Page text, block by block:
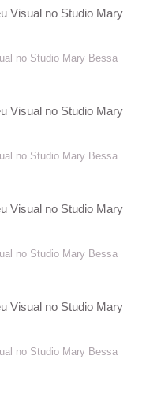
no Studio Mary Bessa
no Studio Mary Bessa
no Studio Mary Bessa
no Studio Mary Bessa